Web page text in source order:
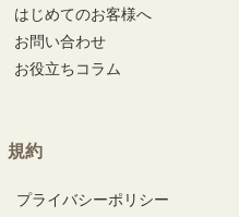
GATES ソッ
アンクル丈 トマト
】【中古 レディース
をお買い上げ!!ありが
はじめてのお客様へ
お問い合わせ
お役立ちコラム
規約
プライバシーポリシー